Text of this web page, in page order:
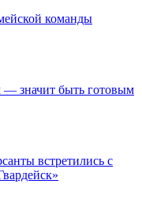
команды
значит быть готовым
встретились с